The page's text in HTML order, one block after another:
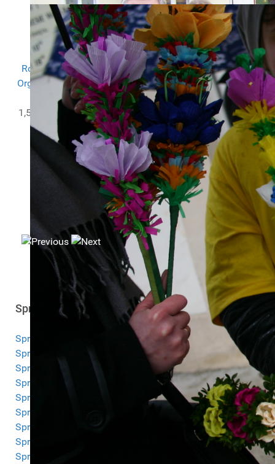
Rozliczenie PIT we współpracy z Instytutem Wsparcia
Organizacji Pozarządowychw ramach projektuPITax.pl
dla OPP.
1,5% zbieramy we współpracy z PITax.pl Łatwe podatki
KRS: 0000251817
Sprawozdania
Sprawozdanie 2025
Sprawozdanie 2024
Sprawozdanie 2023
Sprawozdanie 2022
Sprawozdanie 2021
Sprawozdanie 2020
Sprawozdanie 2019
Sprawozdanie 2018
Sprawozdanie 2017